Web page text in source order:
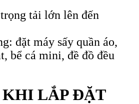
tải lớn lên đến
đặt máy sấy quần áo,
bể cá mini, đề đồ đều
LẮP ĐẶT